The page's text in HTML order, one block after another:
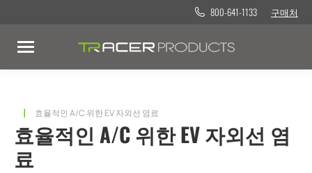
800-641-1133 구매처
현재 위치:
효율적인 A/C 위한 EV 자외선 염료
효율적인 A/C 위한 EV 자외선 염
료